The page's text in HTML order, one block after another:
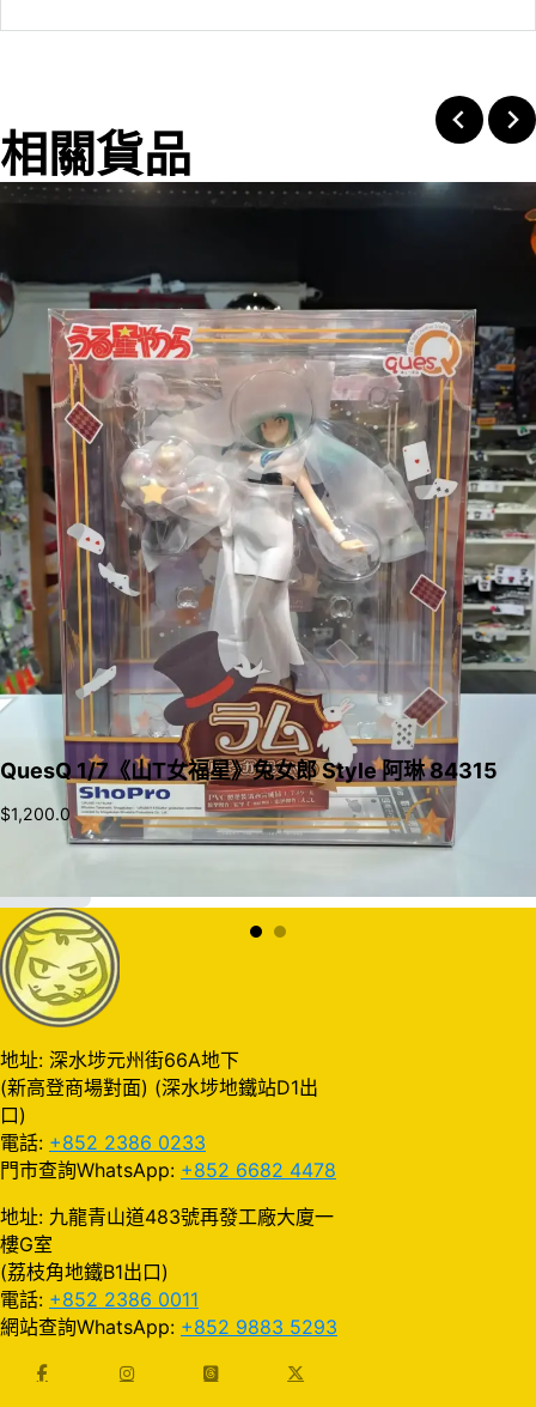
相關貨品
QuesQ 1/7《山T女福星》兔女郎 Style 阿琳 84315
$1,200.0
地址: 深水埗元州街66A地下
(新高登商場對面) (深水埗地鐵站D1出
口)
電話: +852 2386 0233
門市查詢WhatsApp: +852 6682 4478
地址: 九龍青山道483號再發工廠大廈一
樓G室
(荔枝角地鐵B1出口)
電話: +852 2386 0011
網站查詢WhatsApp: +852 9883 5293